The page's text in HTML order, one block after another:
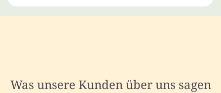
Was unsere Kunden über uns sagen